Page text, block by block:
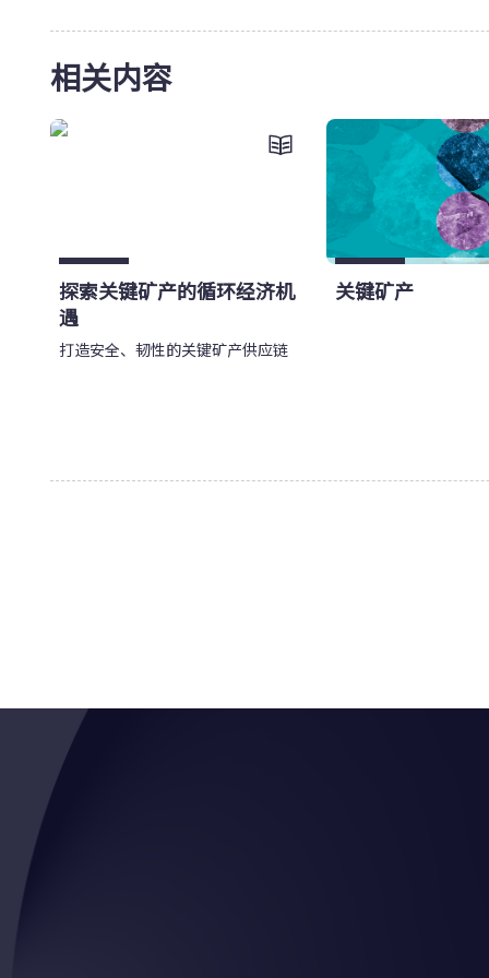
相关内容
探索关键矿产的循环经济机
遇
打造安全、韧性的关键矿产供应链
关键矿产